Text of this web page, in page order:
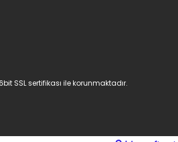
SSL sertifikası ile korunmaktadır.